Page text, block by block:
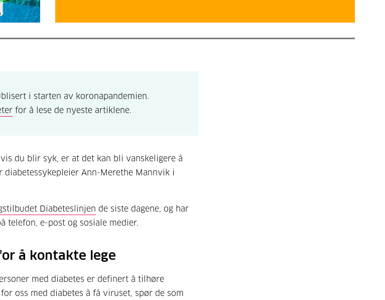
i starten av koronapandemien.
for å lese de nyeste artiklene.
du blir syk, er at det kan bli vanskeligere å
diabetessykepleier Ann-Merethe Mannvik i
Diabeteslinjen de siste dagene, og har
telefon, e-post og sosiale medier.
å kontakte lege
med diabetes er definert å tilhøre
oss med diabetes å få viruset, spør de som